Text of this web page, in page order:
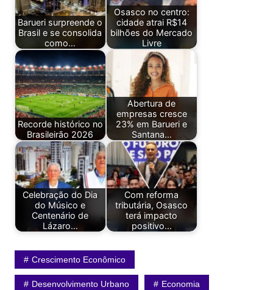
Barueri surpreende o
Brasil e se consolida
como…
Osasco no centro:
cidade atrai R$14
bilhões do Mercado
Livre
Recorde histórico no
Brasileirão 2026
Abertura de
empresas cresce
23% em Barueri e
Santana…
Celebração do Dia
do Músico e
Centenário de
Lázaro…
Com reforma
tributária, Osasco
terá impacto
positivo…
Crescimento Econômico
Desenvolvimento Urbano Economia